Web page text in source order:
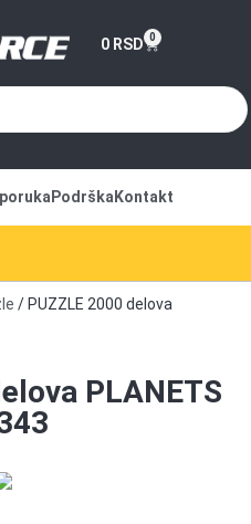
0 RSD 0
Podrška Kontakt
/ PUZZLE 2000 delova
PLANETS